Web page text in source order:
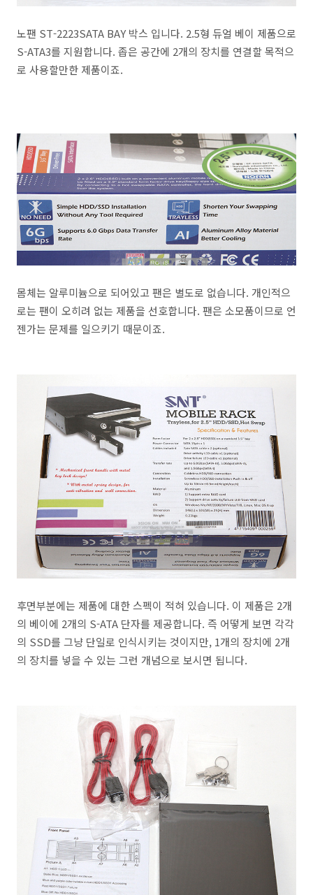
노팬 ST-2223SATA BAY 박스 입니다. 2.5형 듀얼 베이 제품으로
S-ATA3를 지원합니다. 좁은 공간에 2개의 장치를 연결할 목적으
로 사용할만한 제품이죠.
몸체는 알루미늄으로 되어있고 팬은 별도로 없습니다. 개인적으
로는 팬이 오히려 없는 제품을 선호합니다. 팬은 소모품이므로 언
젠가는 문제를 일으키기 때문이죠.
후면부분에는 제품에 대한 스펙이 적혀 있습니다. 이 제품은 2개
의 베이에 2개의 S-ATA 단자를 제공합니다. 즉 어떻게 보면 각각
의 SSD를 그냥 단일로 인식시키는 것이지만, 1개의 장치에 2개
의 장치를 넣을 수 있는 그런 개념으로 보시면 됩니다.